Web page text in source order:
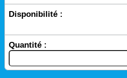
Disponibilité :
Quantité :